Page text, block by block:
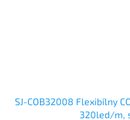
SJ-COB32008 Flexibílny
320led/m,